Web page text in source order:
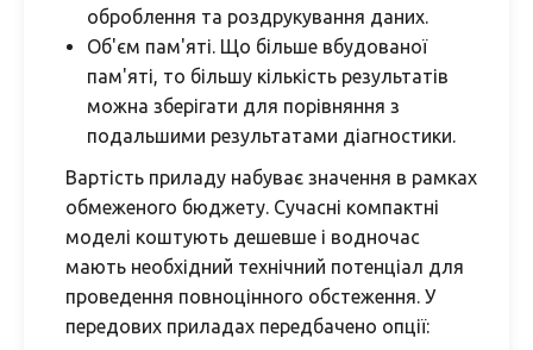
оброблення та роздрукування даних.
Об'єм пам'яті. Що більше вбудованої
пам'яті, то більшу кількість результатів
можна зберігати для порівняння з
подальшими результатами діагностики.
Вартість приладу набуває значення в рамках
обмеженого бюджету. Сучасні компактні
моделі коштують дешевше і водночас
мають необхідний технічний потенціал для
проведення повноцінного обстеження. У
передових приладах передбачено опції: